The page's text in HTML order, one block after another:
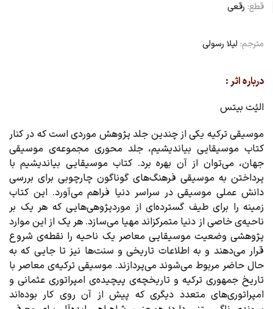
قطع: رقعی
مترجم: لیلا رسولی
درباره اثر :
الیُت بیتس
موسیقی ترکیه یکی از چندین جلد پژوهش موردی است که در کنار
کتاب موسیقایی بیاندیشیم، جلد محوریمجموعه‌ی موسیقی
جهان، می‌توان از آن بهره برد. کتاب موسیقایی بیاندیشیم با
پرداختن به موسیقی فرهنگ‌های گوناگون چارچوبی برای بررسی
دانش عملی موسیقی در سراسر دنیا فراهم می‌آورد. این کتاب
زمینه را برای طیف گسترده‌ای از موردپژوهی‌هایی که هر یک بر
ناحیه‌‌ی خاصی از دنیا متمرکز‌اند مهیا می‌سازد. هر یک از این موارد
پژوهشی وضعیت موسیقایی معاصر یک ناحیه را نقطه‌ی شروع
قرار می‌دهند و به اطلاعات تاریخی و سنت‌ها نیز تا جایی که به
حال حاضر مربوط می‌شوند می‌پردازند. موسیقی ترکیه‌ی معاصر با
تاریخ جمهوری ترکیه و تاریخچه‌ی پیچیده‌ی امپراتوری عثمانی و
امپراتوری‌های متعدد دیگری که پیش از آن روی کار بوده‌اند